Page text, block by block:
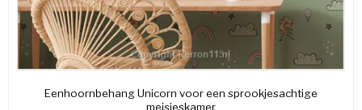
Eenhoornbehang Unicorn voor een sprookjesachtige
meisjeskamer